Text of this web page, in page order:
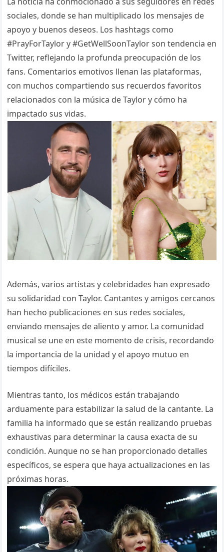
sociales, donde se han multiplicado los mensajes de
apoyo y buenos deseos. Los hashtags como
#PrayForTaylor y #GetWellSoonTaylor son tendencia en
Twitter, reflejando la profunda preocupación de los
fans. Comentarios emotivos llenan las plataformas,
con muchos compartiendo sus recuerdos favoritos
relacionados con la música de Taylor y cómo ha
impactado sus vidas.
Además, varios artistas y celebridades han expresado
su solidaridad con Taylor. Cantantes y amigos cercanos
han hecho publicaciones en sus redes sociales,
enviando mensajes de aliento y amor. La comunidad
musical se une en este momento de crisis, recordando
la importancia de la unidad y el apoyo mutuo en
tiempos difíciles.
Mientras tanto, los médicos están trabajando
arduamente para estabilizar la salud de la cantante. La
familia ha informado que se están realizando pruebas
exhaustivas para determinar la causa exacta de su
condición. Aunque no se han proporcionado detalles
específicos, se espera que haya actualizaciones en las
próximas horas.